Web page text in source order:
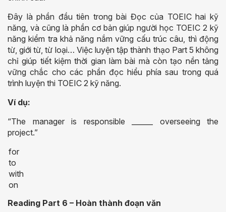
Đây là phần đầu tiên trong bài Đọc của TOEIC hai kỹ
năng, và cũng là phần cơ bản giúp người học TOEIC 2 kỹ
năng kiểm tra khả năng nắm vững cấu trúc câu, thì động
từ, giới từ, từ loại… Việc luyện tập thành thạo Part 5 không
chỉ giúp tiết kiệm thời gian làm bài mà còn tạo nền tảng
vững chắc cho các phần đọc hiểu phía sau trong quá
trình luyện thi TOEIC 2 kỹ năng.
Ví dụ:
“The manager is responsible ______ overseeing the
project.”
for
to
with
on
Reading Part 6 – Hoàn thành đoạn văn